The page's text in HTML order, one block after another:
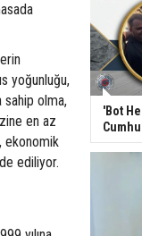
yoğunluğu,
sahip olma,
en az
ekonomik
ediliyor.
'Bot